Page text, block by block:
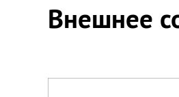
Внешнее